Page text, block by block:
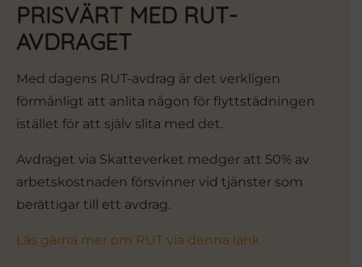
PRISVÄRT MED RUT-
AVDRAGET
Med dagens RUT-avdrag är det verkligen
förmånligt att anlita någon för flyttstädningen
istället för att själv slita med det.
Avdraget via Skatteverket medger att 50% av
arbetskostnaden försvinner vid tjänster som
berättigar till ett avdrag.
Läs gärna mer om RUT via denna länk